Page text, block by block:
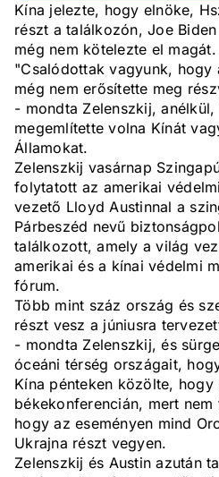
Kína jelezte, hogy elnöke,
részt a találkozón, Joe
még nem kötelezte el magát.
"Csalódottak vagyunk, hogy
még nem erősítette meg
- mondta Zelenszkij,
megemlítette volna Kínát
Államokat.
Zelenszkij vasárnap
folytatott az amerikai
vezető Lloyd Austinnal a
Párbeszéd nevű
találkozott, amely a világ
amerikai és a kínai védelmi
fórum.
Több mint száz ország és
részt vesz a júniusra
- mondta Zelenszkij, és
óceáni térség országait,
Kína pénteken közölte,
békekonferencián, mert
hogy az eseményen mind
Ukrajna részt vegyen.
Zelenszkij és Austin azután